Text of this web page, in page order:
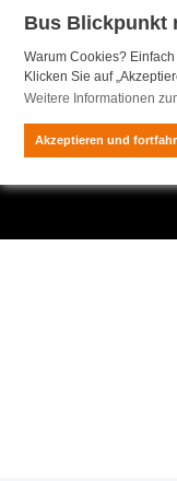
Bus Blickpunkt
Warum Cookies?
Klicken Sie auf
Weitere Informationen
Akzeptieren und